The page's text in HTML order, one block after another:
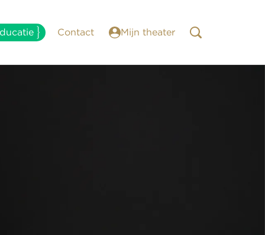
Contact Mijn theater